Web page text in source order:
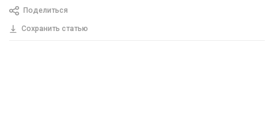
Поделиться
Сохранить статью